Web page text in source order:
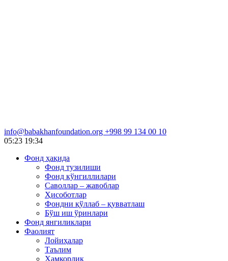
info@babakhanfoundation.org +998 99 134 00 10
05:23 19:34
Фонд ҳақида
Фонд тузилиши
Фонд кўнгиллилари
Саволлар – жавоблар
Ҳисоботлар
Фондни қўллаб – қувватлаш
Бўш иш ўринлари
Фонд янгиликлари
Фаолият
Лойиҳалар
Таълим
Ҳамкорлик